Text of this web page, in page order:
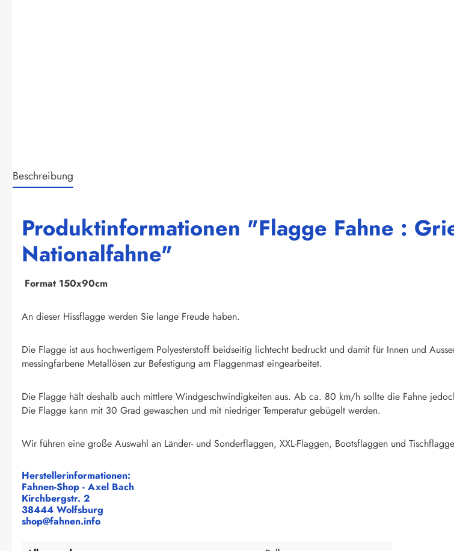
Beschreibung
Produktinformationen "Flagge Fahne :
Nationalfahne"
Format 150x90cm
An dieser Hissflagge werden Sie lange Freude haben.
Die Flagge ist aus hochwertigem Polyesterstoff beidseitig lichtecht bedruckt und damit für Innen und
messingfarbene Metallösen zur Befestigung am Flaggenmast eingearbeitet.
Die Flagge hält deshalb auch mittlere Windgeschwindigkeiten aus. Ab ca. 80 km/h sollte die Fahne
Die Flagge kann mit 30 Grad gewaschen und mit niedriger Temperatur gebügelt werden.
Wir führen eine große Auswahl an Länder- und Sonderflaggen, XXL-Flaggen, Bootsflaggen und
Herstellerinformationen:
Fahnen-Shop - Axel Bach
Kirchbergstr. 2
38444 Wolfsburg
shop@fahnen.info